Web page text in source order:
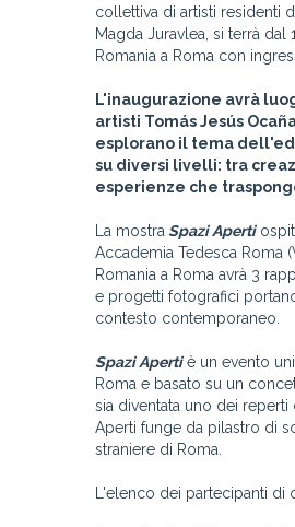
collettiva di artisti residenti
Magda Juravlea, si terrà
Romania a Roma con
L'inaugurazione avrà
artisti Tomás Jesús
esplorano il tema
su diversi livelli: tra
esperienze che
La mostra Spazi Aperti
Accademia Tedesca Roma
Romania a Roma avrà 3
e progetti fotografici
contesto contemporaneo.
Spazi Apertiè un evento
Roma e basato su un
sia diventata uno dei
Aperti funge da pilastro di
straniere di Roma.
L'elenco dei partecipanti di